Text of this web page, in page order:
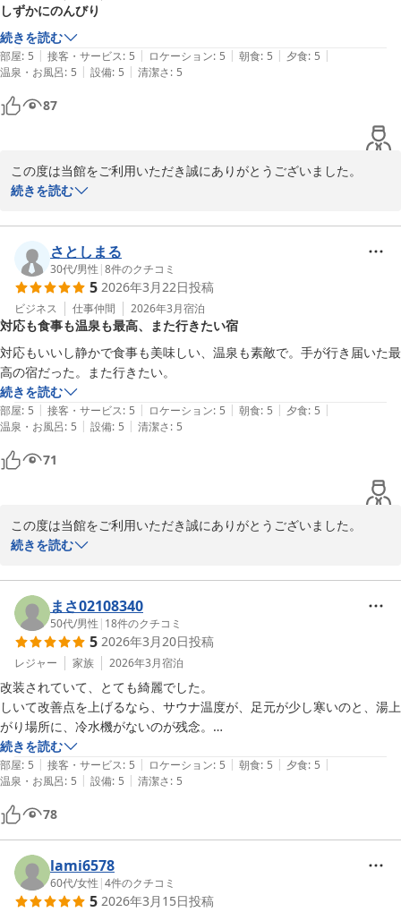
しずかにのんびり
続きを読む
部屋: 5 | 接客・サービス: 5 | ロケーション: 5 | 朝食: 5 | 夕食: 5 |
温泉・お風呂: 5 | 設備: 5 | 清潔さ: 5
87
この度は当館をご利用いただき誠にありがとうございました。
「しずかにのんびり」お過ごしいただけたとのこと、私共も大変嬉
とときをお過ごしいただけたのであれば幸いです。
ぜひまた、のんびりしにいらしてくださいね。
三瓶温泉 国民宿舎さんべ荘
2026-04-05
続きを読む
さとしまる
30代/男性 |8件のクチコミ
5 2026年3月22日投稿
ビジネス 仕事仲間 2026年3月宿泊
対応も食事も温泉も最高、また行きたい宿
対応もいいし静かで食事も美味しい、温泉も素敵で。手が行き届いた最
高の宿だった。また行きたい。
続きを読む
部屋: 5 | 接客・サービス: 5 | ロケーション: 5 | 朝食: 5 | 夕食: 5 |
温泉・お風呂: 5 | 設備: 5 | 清潔さ: 5
71
この度は当館をご利用いただき誠にありがとうございました。
サービスやお食事、温泉、温かいお言葉を頂戴し、静かな環境の中
ぜひまた、三瓶へリフレッシュしにいらしてください。スタッフ一
同、次のお越しを心よりお待ちいたしております。
三瓶温泉 国民宿舎さんべ荘
2026-04-04
続きを読む
まさ02108340
50代/男性 | 18件のクチコミ
5 2026年3月20日投稿
レジャー 家族 2026年3月宿泊
改装されていて、とても綺麗でした。
しいて改善点を上げるなら、サウナ温度が、足元が少し寒いのと、湯上
がり場所に、冷水機がないのが残念。
次回までに、設置を楽しみにしておきます。
続きを読む
部屋: 5 | 接客・サービス: 5 | ロケーション: 5 | 朝食: 5 | 夕食: 5 |
温泉・お風呂: 5 | 設備: 5 | 清潔さ: 5
78
lami6578
60代/女性 |4件のクチコミ
5 2026年3月15日投稿